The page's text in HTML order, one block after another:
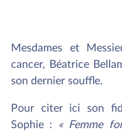
Mesdames et
cancer, Béatrice
son dernier souffle.
Pour citer ici son
Sophie :
« Femme